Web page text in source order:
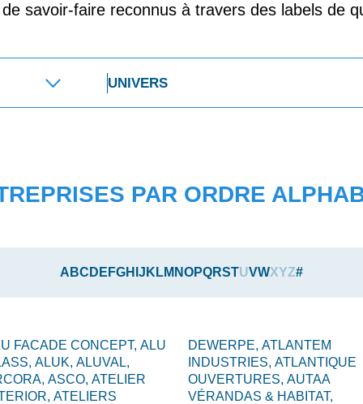
savoir-faire reconnus à travers des labels de
PAR ORDRE
A BC D E FGH J K LM NOPQRSTUVWXYZ#
FACADE CONCEPT, ALU
ALUK, ALUVAL,
ASCO, ATELIER
ATELIERS
DEWERPE, ATLANTEM
INDUSTRIES, ATLANTIQUE
OUVERTURES, AUTAA
VÉRANDAS & HABITAT,